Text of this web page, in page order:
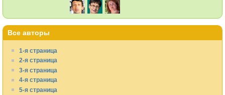
Все авторы
1-я страница
2-я страница
3-я страница
4-я страница
5-я страница